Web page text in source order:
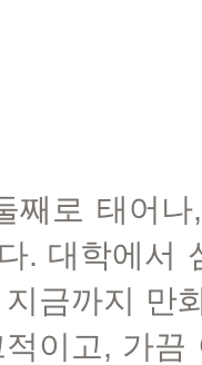
째로 태어
. 대학에서
금까지 만
이고, 가